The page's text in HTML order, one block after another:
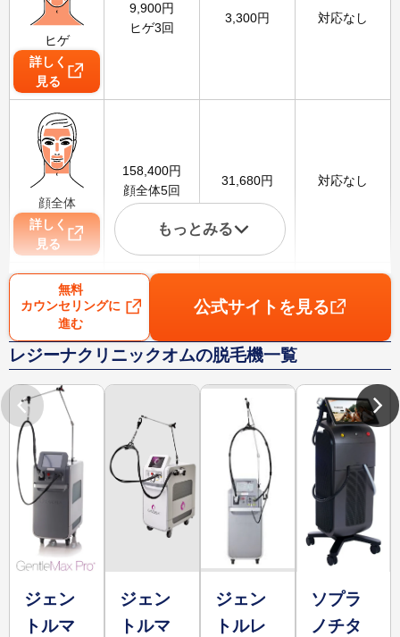
ヒゲ
詳しく
見る
9,900円
ヒゲ3回
3,300円 対応なし
顔全体
詳しく
見る
158,400円
顔全体5回
31,680円 対応なし
VIO
詳しく
111,000
VIO5回
22,200円 1,800円
詳しく
見る
88,000円
腕5回
17,600円 2,400
もっとみる
無料
カウンセリングに
進む
公式サイトを見る
レジーナクリニックオムの脱毛機一覧
ジェン
トルマ
ジェン
トルマ
ジェン
トルレ
ソプラ
ノチタ